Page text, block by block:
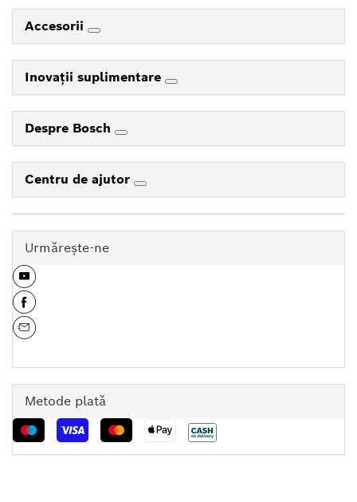
Accesorii
Inovaţii suplimentare
Despre Bosch
Centru de ajutor
Urmăreşte-ne
Metode plată